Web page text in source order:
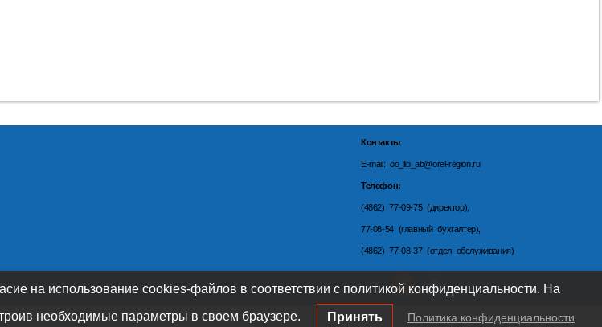
Контакты
E-mail: oo_lib_ab@orel-region.ru
Телефон:
(4862) 77-09-75 (директор),
77-08-54 (главный бухгалтер),
(4862) 77-08-37 (отдел обслуживания)
на использование cookies-файлов в соответствии с политикой конфиденциальности. На
необходимые параметры в своем браузере. Принять Политика конфиденциальности